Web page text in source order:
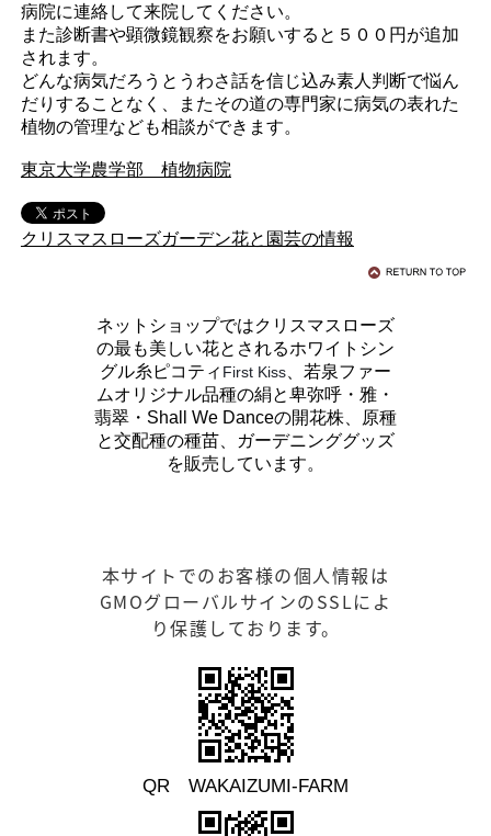
病院に連絡して来院してください。
また診断書や顕微鏡観察をお願いすると５００円が追加
されます。
どんな病気だろうとうわさ話を信じ込み素人判断で悩ん
だりすることなく、またその道の専門家に病気の表れた
植物の管理なども相談ができます。
東京大学農学部 植物病院
クリスマスローズガーデン花と園芸の情報
ネットショップではクリスマスローズ
の最も美しい花とされるホワイトシン
グル糸ピコティ First Kiss 、若泉ファー
ムオリジナル品種の絹と卑弥呼・雅・
翡翠・Shall We Danceの開花株、原種
と交配種の種苗、ガーデニンググッズ
を販売しています。
本サイトでのお客様の個人情報は
GMOグローバルサインのSSLによ
り保護しております。
QR WAKAIZUMI-FARM